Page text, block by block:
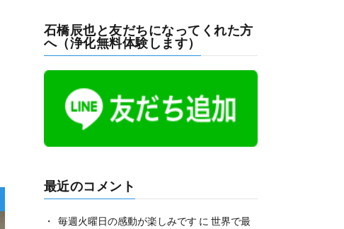
石橋辰也と友だちになってくれた方
へ（浄化無料体験します）
最近のコメント
毎週火曜日の感動が楽しみです に 世界で最